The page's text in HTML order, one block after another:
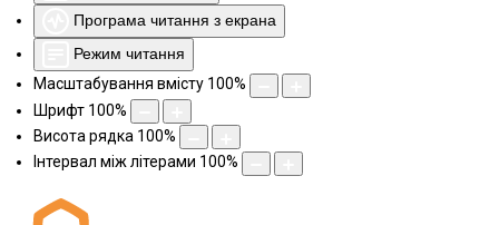
Програма читання з екрана
Режим читання
Масштабування вмісту 100%
Шрифт 100%
Висота рядка 100%
Інтервал між літерами 100%